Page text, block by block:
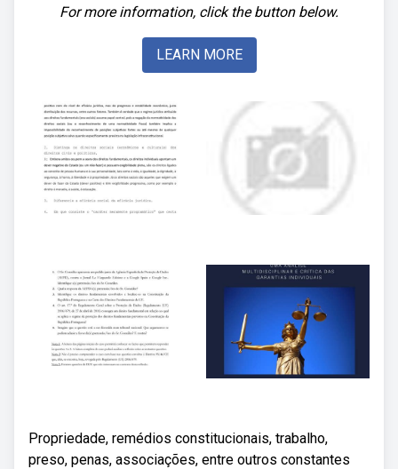
For more information, click the button below.
LEARN MORE
Propriedade, remédios constitucionais, trabalho,
preso, penas, associações, entre outros constantes